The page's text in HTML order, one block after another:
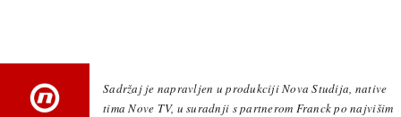
Sadržaj je napravljen u produkciji Nova Studija, native
tima Nove TV, u suradnji s partnerom Franck po najvišim